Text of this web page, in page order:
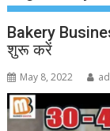
Bakery
शुरू करें
May 8, 2022